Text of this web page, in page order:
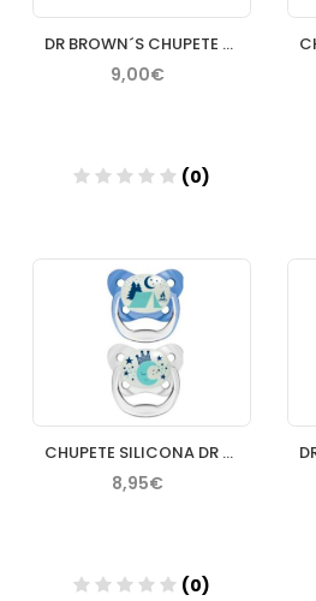
DR BROWN´S CHUPETE SILICONA PREVENT ANIMAL 06M
9,00€
(0)
Añadir
CHUPETE SILICONA DR BROWN´S ADVANTAGE REVERSIBLE NOCTURNO 6
8,95€
(0)